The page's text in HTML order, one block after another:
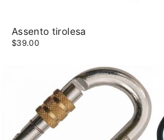
Assento tirolesa
$39.00